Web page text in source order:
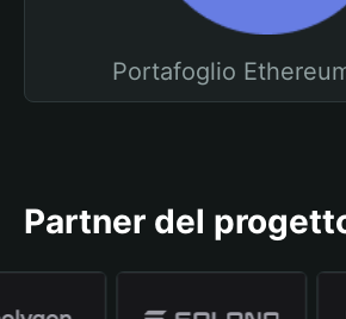
Portafoglio
Partner del